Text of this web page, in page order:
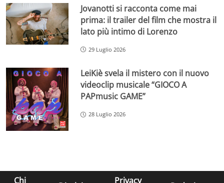
Jovanotti si racconta come mai
prima: il trailer del film che mostra il
lato più intimo di Lorenzo
29 Luglio 2026
LeiKiè svela il mistero con il nuovo
videoclip musicale “GIOCO A
PAPmusic GAME”
28 Luglio 2026
Chi Privacy